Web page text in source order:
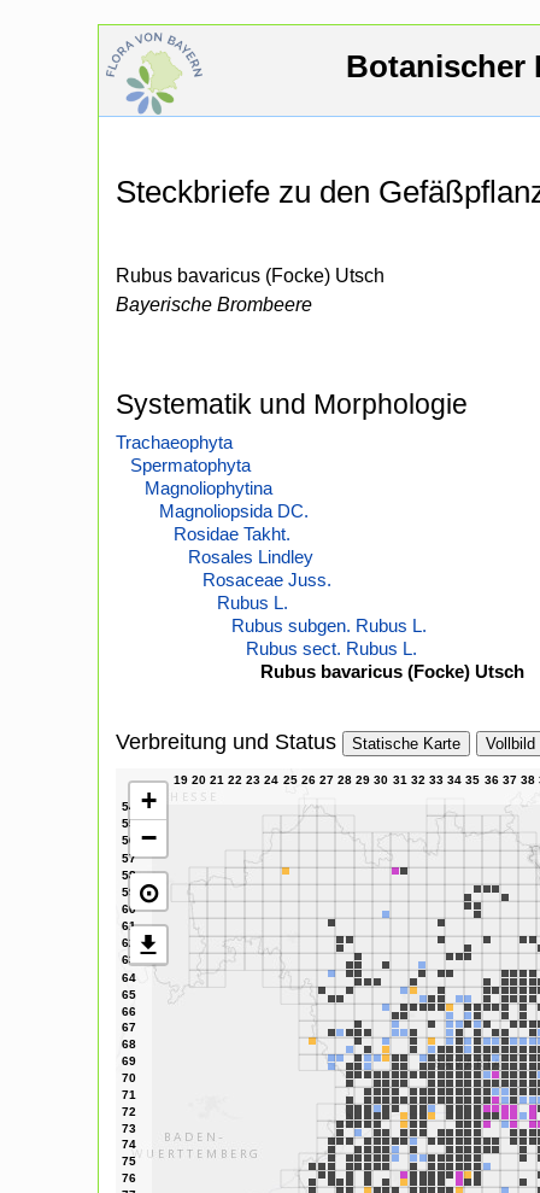
Botanischer
Steckbriefe zu den
Rubus bavaricus (Focke) Utsch
Bayerische Brombeere
Systematik und Morphologie
Trachaeophyta
Spermatophyta
Magnoliophytina
Magnoliopsida DC.
Rosidae Takht.
Rosales Lindley
Rosaceae Juss.
Rubus L.
Rubus subgen. Rubus L.
Rubus sect. Rubus L.
Rubus bavaricus (Focke) Utsch
Verbreitung und Status Statische Karte Vollbild
+
−
⊙